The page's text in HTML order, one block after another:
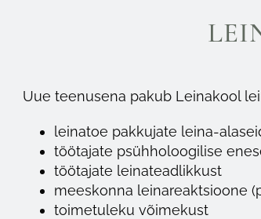
Uue teenusena pakub Leinakool
leinatoe pakkujate leina-
töötajate psühholoogilise
töötajate leinateadlikkust
meeskonna leinareaktsioone
toimetuleku võimekust